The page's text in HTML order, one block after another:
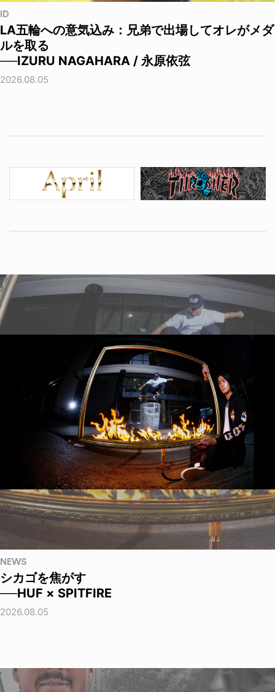
ID
LA五輪への意気込み：兄弟で出場してオレがメダ
ルを取る
──IZURU NAGAHARA / 永原依弦
2026.08.05
NEWS
シカゴを焦がす
──HUF × SPITFIRE
2026.08.05